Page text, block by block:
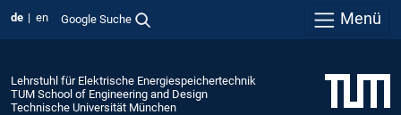
de en Google Suche Menü
Lehrstuhl für Elektrische Energiespeichertechnik
TUM School of Engineering and Design
Technische Universität München